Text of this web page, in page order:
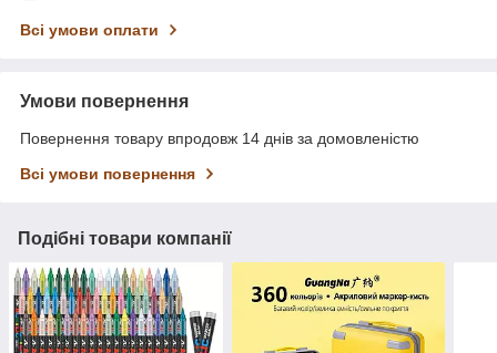
Всі умови оплати
Умови повернення
Повернення товару впродовж 14 днів за домовленістю
Всі умови повернення
Подібні товари компанії